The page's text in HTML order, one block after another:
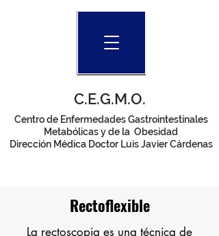
C.E.G.M.O.
Centro de Enfermedades Gastrointestinales
Metabólicas y de la Obesidad
Dirección Médica Doctor Luis Javier Cárdenas
Rectoflexible
La rectoscopia es una técnica de